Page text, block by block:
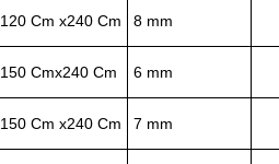
120 Cm x240 Cm 8 mm
150 Cmx240 Cm 6 mm
150 Cm x240 Cm 7 mm